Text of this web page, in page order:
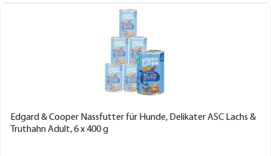
Edgard & Cooper Nassfutter für Hunde, Delikater ASC Lachs &
Truthahn Adult, 6 x 400 g